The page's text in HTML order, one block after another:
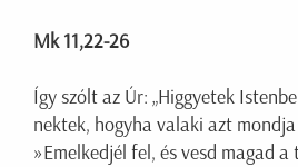
Mk 11,22-26
Így szólt az Úr: „Higgyetek
nektek, hogyha valaki azt
»Emelkedjél fel, és vesd magad a